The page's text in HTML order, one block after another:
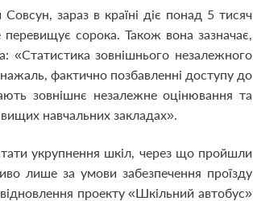
зараз в країні діє понад 5 тисяч
перевищує сорока. Також вона зазначає,
«Статистика зовнішнього незалежного
фактично позбавленні доступу до
зовнішнє незалежне оцінювання та
навчальних закладах».
укрупнення шкіл, через що пройшли
лише за умови забезпечення проїзду
проекту «Шкільний автобус»